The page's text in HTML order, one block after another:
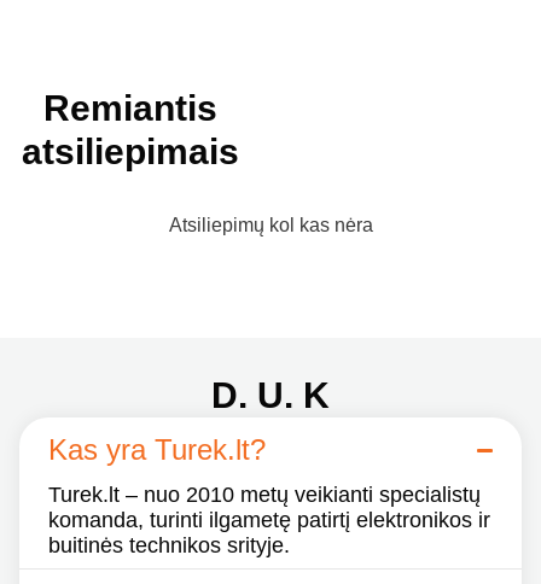
Remiantis
atsiliepimais
Atsiliepimų kol kas nėra
D. U. K
Kas yra Turek.lt?
Turek.lt – nuo 2010 metų veikianti specialistų
komanda, turinti ilgametę patirtį elektronikos ir
buitinės technikos srityje.